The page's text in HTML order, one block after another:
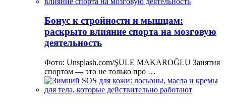
Бонус к стройности и мышцам:
раскрыто влияние спорта на мозговую
деятельность
Фото: Unsplash.com/ŞULE MAKAROĞLU Занятия
спортом — это не только про …